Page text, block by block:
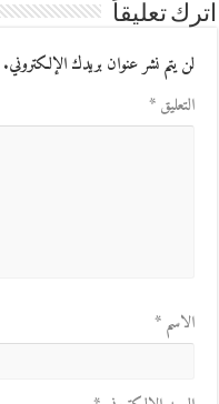
اترك تعليقاً
لن يتم نشر عنوان بريدك الإلكتروني.
التعليق*
الاسم*